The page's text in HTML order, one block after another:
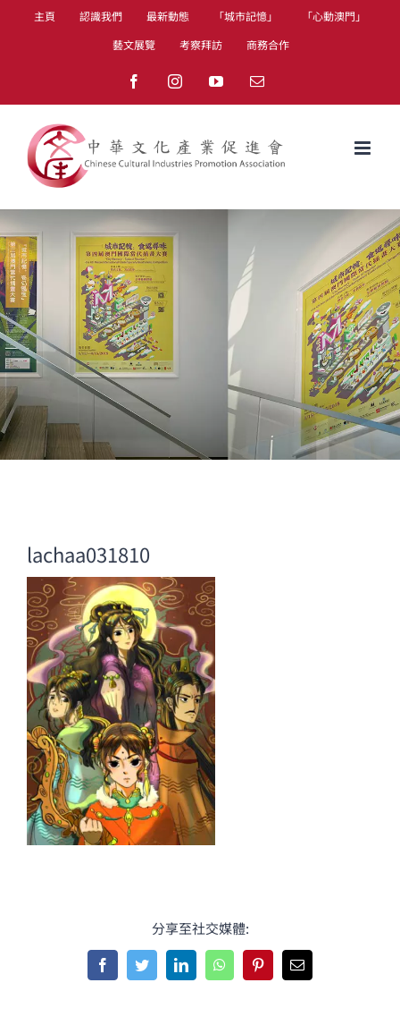
主頁 認識我們 最新動態 「城市記憶」
「心動澳門」
藝文展覽
考察拜訪 商務合作
FacebookInstagramYouTubeEmail
lachaa031810
分享至社交媒體:
FacebookTwitterLinkedInWhatsAppPinterestEmail